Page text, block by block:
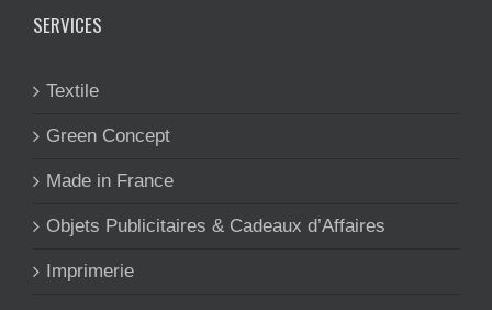
SERVICES
Textile
Green Concept
Made in France
Objets Publicitaires & Cadeaux d’Affaires
Imprimerie